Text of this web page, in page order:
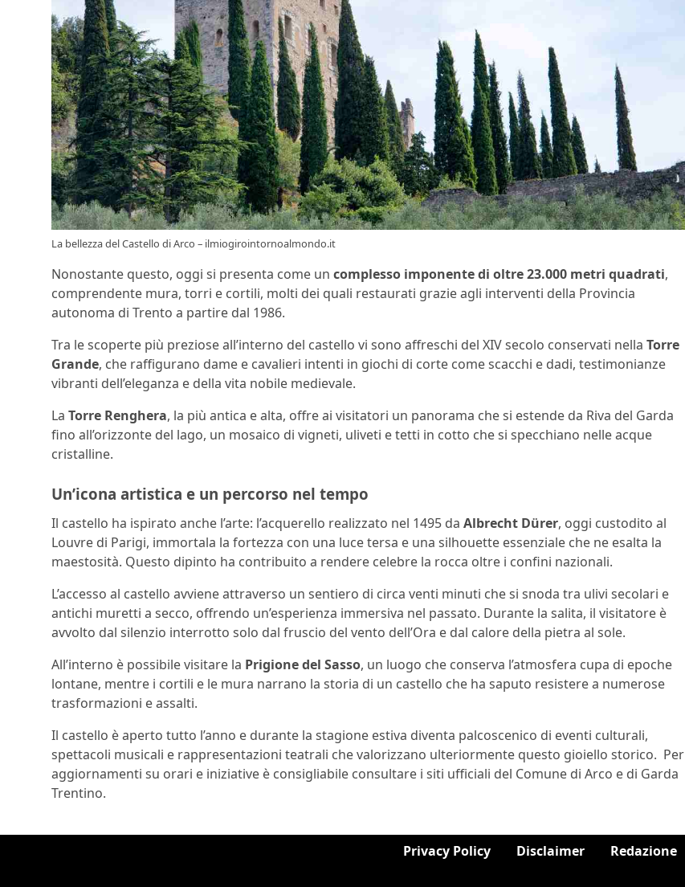
La bellezza del Castello di Arco – ilmiogirointornoalmondo.it
Nonostante questo, oggi si presenta come un complesso imponente di oltre 23.000 metri quadrati,
comprendente mura, torri e cortili, molti dei quali restaurati grazie agli interventi della Provincia
autonoma di Trento a partire dal 1986.
Tra le scoperte più preziose all’interno del castello vi sono affreschi del XIV secolo conservati nella Torre
Grande, che raffigurano dame e cavalieri intenti in giochi di corte come scacchi e dadi, testimonianze
vibranti dell’eleganza e della vita nobile medievale.
La Torre Renghera, la più antica e alta, offre ai visitatori un panorama che si estende da Riva del Garda
fino all’orizzonte del lago, un mosaico di vigneti, uliveti e tetti in cotto che si specchiano nelle acque
cristalline.
Un’icona artistica e un percorso nel tempo
Il castello ha ispirato anche l’arte: l’acquerello realizzato nel 1495 da Albrecht Dürer, oggi custodito al
Louvre di Parigi, immortala la fortezza con una luce tersa e una silhouette essenziale che ne esalta la
maestosità. Questo dipinto ha contribuito a rendere celebre la rocca oltre i confini nazionali.
L’accesso al castello avviene attraverso un sentiero di circa venti minuti che si snoda tra ulivi secolari e
antichi muretti a secco, offrendo un’esperienza immersiva nel passato. Durante la salita, il visitatore è
avvolto dal silenzio interrotto solo dal fruscio del vento dell’Ora e dal calore della pietra al sole.
All’interno è possibile visitare la Prigione del Sasso, un luogo che conserva l’atmosfera cupa di epoche
lontane, mentre i cortili e le mura narrano la storia di un castello che ha saputo resistere a numerose
trasformazioni e assalti.
Il castello è aperto tutto l’anno e durante la stagione estiva diventa palcoscenico di eventi culturali,
spettacoli musicali e rappresentazioni teatrali che valorizzano ulteriormente questo gioiello storico. Per
aggiornamenti su orari e iniziative è consigliabile consultare i siti ufficiali del Comune di Arco e di Garda
Trentino.
Privacy Policy Disclaimer Redazione